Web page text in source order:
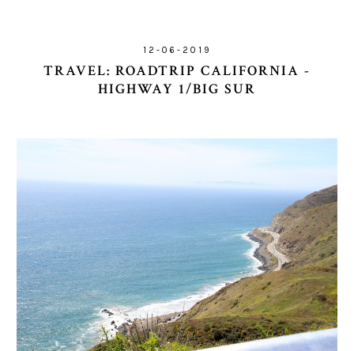
12-06-2019
TRAVEL: ROADTRIP CALIFORNIA -
HIGHWAY 1/BIG SUR